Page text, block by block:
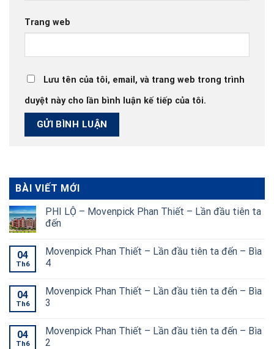
Trang web
Lưu tên của tôi, email, và trang web trong trình
duyệt này cho lần bình luận kế tiếp của tôi.
BÀI VIẾT MỚI
PHI LỘ – Movenpick Phan Thiết – Lần đầu tiên ta
đến
04
Th6
Movenpick Phan Thiết – Lần đầu tiên ta đến – Bìa
4
04
Th6
Movenpick Phan Thiết – Lần đầu tiên ta đến – Bìa
3
04
Th6
Movenpick Phan Thiết – Lần đầu tiên ta đến – Bìa
2